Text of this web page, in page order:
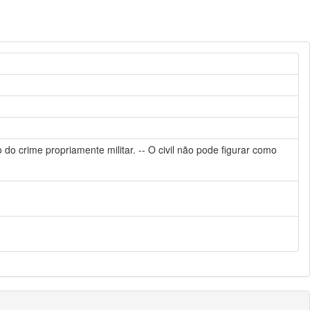
crime propriamente militar. -- O civil não pode figurar como